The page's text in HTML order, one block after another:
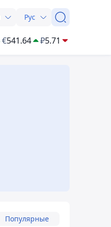
Рус
€541.64 ₽5.71
Популярные